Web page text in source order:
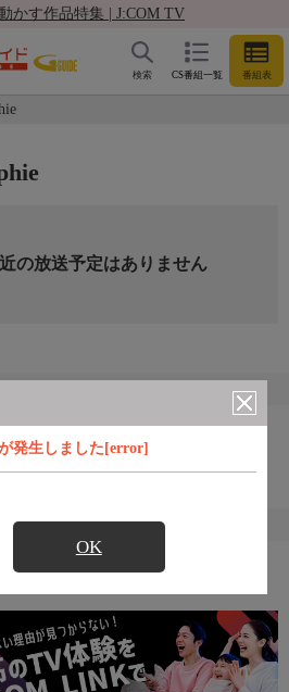
かす作品特集 | J:COM TV
CS番組一覧 番組表
検索
発生しました[error]
OK
の放送予定はありません
番組